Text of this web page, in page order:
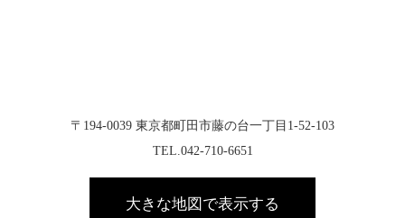
〒194-0039 東京都町田市藤の台一丁目1-52-103
TEL.042-710-6651
大きな地図で表示する